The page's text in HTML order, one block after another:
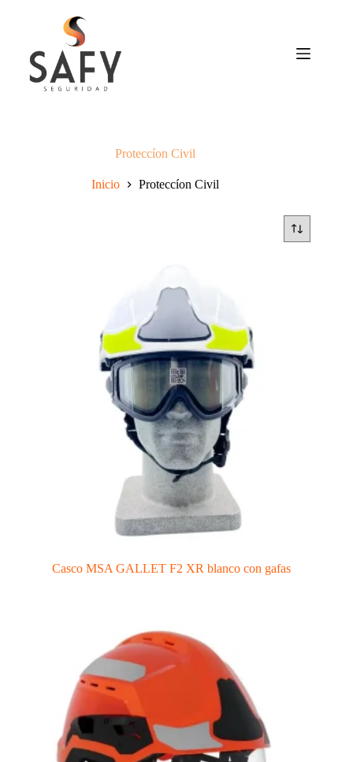
Proteccíon Civil
Inicio Proteccíon Civil
Casco MSA GALLET F2 XR blanco con gafas